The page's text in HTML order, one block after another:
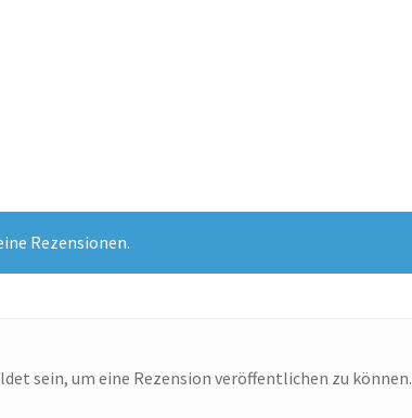
Rezensionen.
sein, um eine Rezension veröffentlichen zu können.